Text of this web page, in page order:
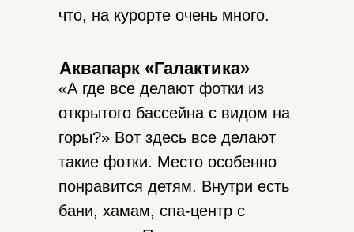
что, на курорте очень много.
«А где все делают фотки из
открытого бассейна с видом на
горы?» Вот здесь все делают
такие фотки. Место особенно
понравится детям. Внутри есть
бани, хамам, спа-центр с
Аквапарк «Галактика»